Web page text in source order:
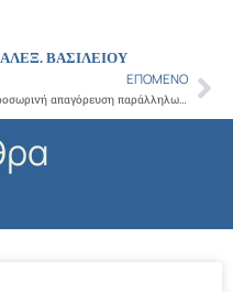
ΑΛΕΞ. ΒΑΣΙΛΕΙΟΥ
ΕΠΌΜΕΝΟ
Προσωρινή απαγόρευση παράλληλων εξαγωγών και ενδοκοινοτικής διακίνησης των φαρμακευτικών προϊόντων που περιλαμβάνονται στο συνημμένο πίνακα